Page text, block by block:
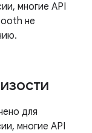
многие API
не
для
многие API